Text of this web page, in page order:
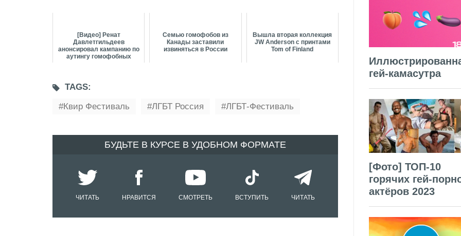
[Видео] Ренат
Давлетгильдеев
анонсировал кампанию по
аутингу гомофобных
Семью гомофобов из
Канады заставили
извиняться в России
Вышла вторая коллекция
JW Anderson c принтами
Tom of Finland
TAGS:
Квир Фестиваль
ЛГБТ Россия ЛГБТ-Фестиваль
БУДЬТЕ В КУРСЕ В УДОБНОМ ФОРМАТЕ
ЧИТАТЬ НРАВИТСЯ СМОТРЕТЬ ВСТУПИТЬ ЧИТАТЬ
гей-камасутра
[Фото] ТОП-10
горячих гей-
актёров 2023